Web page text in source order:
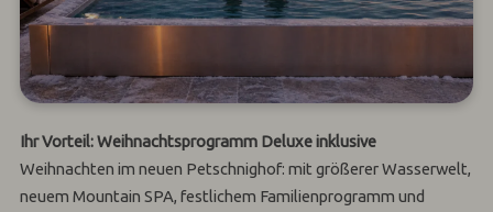
Ihr Vorteil:Weihnachtsprogramm Deluxe inklusive
Weihnachten im neuen Petschnighof: mit größerer Wasserwelt,
neuem Mountain SPA, festlichem Familienprogramm und